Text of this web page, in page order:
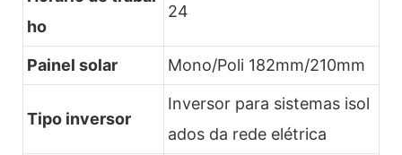
ho
24
Painel solar Mono/Poli 182mm/210mm
Tipo inversor
Inversor para sistemas isol
ados da rede elétrica